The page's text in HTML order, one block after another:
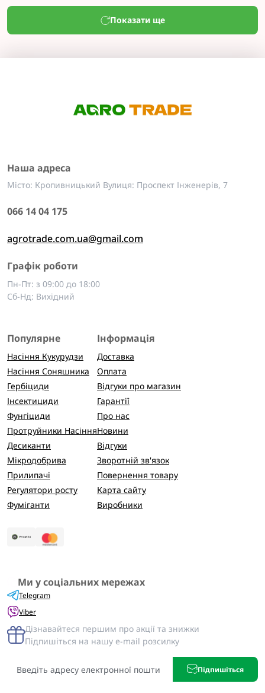
Показати ще
Наша адреса
Місто: Кропивницький Вулиця: Проспект Інженерів, 7
066 14 04 175
agrotrade.com.ua@gmail.com
Графік роботи
Пн-Пт: з 09:00 до 18:00
Сб-Нд: Вихідний
Популярне
Насіння Кукурудзи
Насіння Соняшника
Гербіциди
Інсектициди
Фунгіциди
Протруйники Насіння
Десиканти
Мікродобрива
Прилипачі
Регулятори росту
Фуміганти
Інформація
Доставка
Оплата
Відгуки про магазин
Гарантії
Про нас
Новини
Відгуки
Зворотній зв'язок
Повернення товару
Карта сайту
Виробники
Ми у соціальних мережах
Telegram
Viber
Дізнавайтеся першим про акції та знижки
Підпишіться на нашу e-mail розсилку
Підпишіться